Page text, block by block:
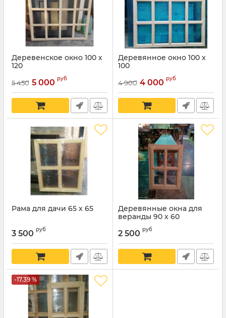
Деревенское окно 100 х
120
5 450 5 000 руб
Деревянное окно 100 х
100
4 900 4 000 руб
Рама для дачи 65 х 65
3 500 руб
Деревянные окна для
веранды 90 х 60
2 500 руб
-17.39 %